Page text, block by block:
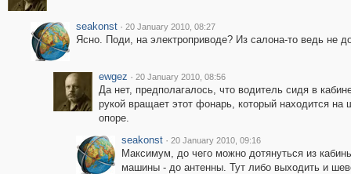
seakonst · 20 January 2010, 08:27
Ясно. Поди, на электроприводе? Из салона-то ведь не
ewgez · 20 January 2010, 08:56
Да нет, предполагалось, что водитель сидя в
рукой вращает этот фонарь, который находится на
опоре.
seakonst · 20 January 2010, 09:16
Максимум, до чего можно дотянуться из
машины - до антенны. Тут либо выходить и